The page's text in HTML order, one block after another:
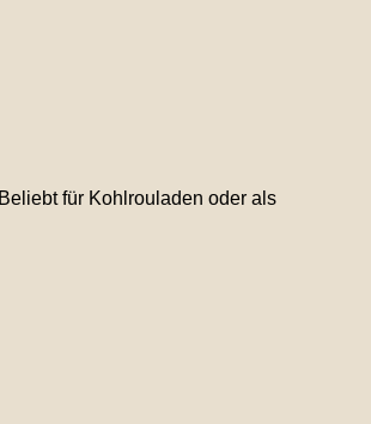
für Kohlrouladen oder als